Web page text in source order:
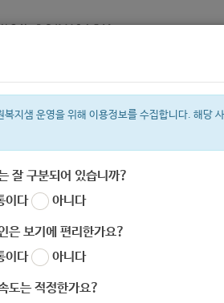
복지서비스 신청 복지
설 ìº 성민복지관
지샘 운영을 위해 이용정보를 수집합니다. 해당
잘 구분되어 있습니까?
이다 아니다
은 보기에 편리한가요?
이다 아니다
도는 적정한가요?